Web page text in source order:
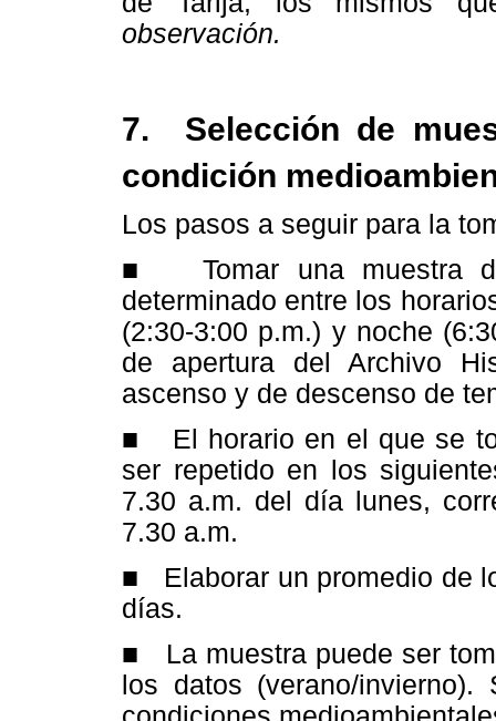
observación.
7. Selección de
condición
Los pasos a seguir para la
■ Tomar una muestra
determinado entre los
(2:30-3:00 p.m.) y noche
de apertura del Archivo
ascenso y de descenso de
■ El horario en el que se
ser repetido en los
7.30 a.m. del día lunes,
7.30 a.m.
■ Elaborar un promedio de
días.
■ La muestra puede ser
los datos (verano/